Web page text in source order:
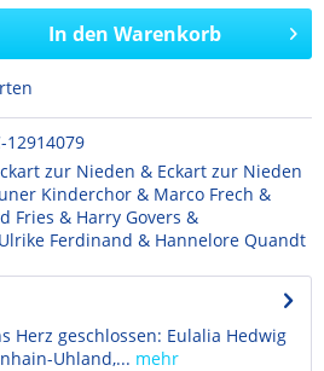
In den Warenkorb
12914079
zur Nieden & Eckart zur Nieden
Kinderchor & Marco Frech &
Fries & Harry Govers &
Ferdinand & Hannelore Quandt
Herz geschlossen: Eulalia Hedwig
Uhland,... mehr